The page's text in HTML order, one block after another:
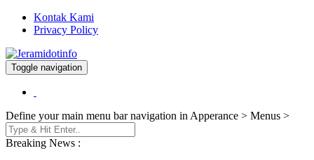
Kontak Kami
Privacy Policy
Jeramidotinfo
Berita dan Informasi Terkini
Toggle navigation
Define your main menu bar navigation in Apperance > Menus >
Breaking News :